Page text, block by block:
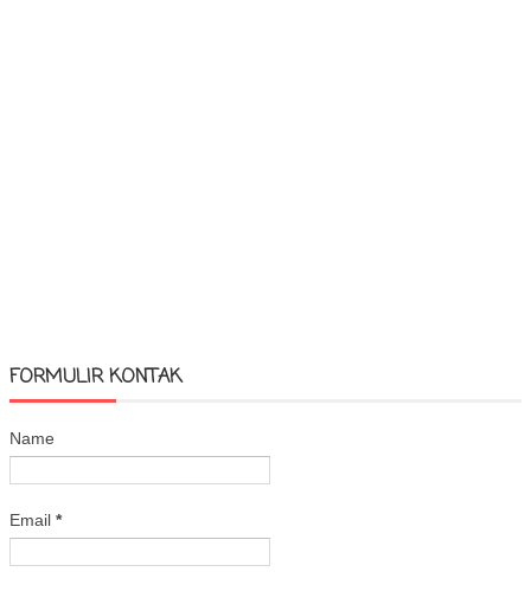
FORMULIR KONTAK
Name
Email *